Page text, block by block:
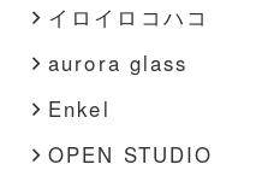
イロイロコハコ
aurora glass
Enkel
OPEN STUDIO